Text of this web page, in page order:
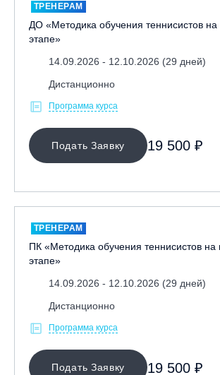
ТРЕНЕРАМ
ДО «Методика обучения теннисистов
этапе»
14.09.2026 - 12.10.2026 (29 дней)
Дистанционно
Программа курса
Подать Заявку 19 500 ₽
ТРЕНЕРАМ
ПК «Методика обучения теннисистов на
этапе»
14.09.2026 - 12.10.2026 (29 дней)
Дистанционно
Программа курса
Подать Заявку 19 500 ₽